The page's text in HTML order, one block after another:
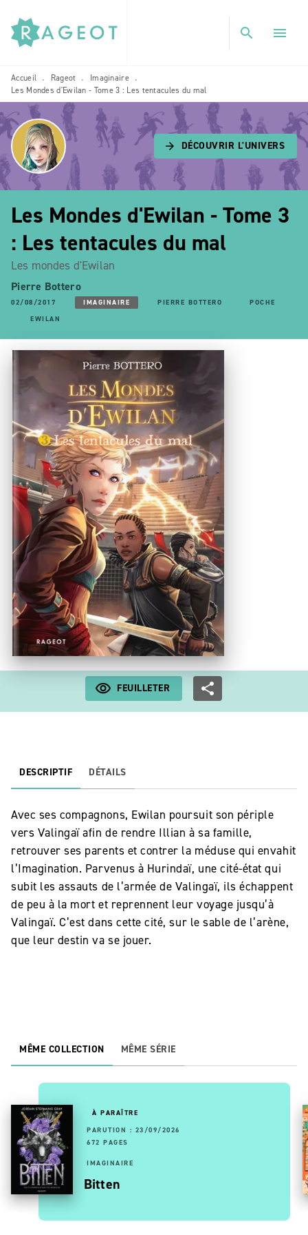
MENU RECHERCHE
PIED DE PAGE
search menu
Accueil • Rageot • Imaginaire •
Les Mondes d'Ewilan - Tome 3 : Les tentacules du mal
arrow_forward DÉCOUVRIR L'UNIVERS
Les Mondes d'Ewilan - Tome 3
: Les tentacules du mal
Les mondes d'Ewilan
Pierre Bottero
02/08/2017 IMAGINAIRE PIERRE BOTTERO
POCHE
EWILAN
FEUILLETER
DESCRIPTIF DÉTAILS
Avec ses compagnons, Ewilan poursuit son périple
vers Valingaï afin de rendre Illian à sa famille,
retrouver ses parents et contrer la méduse qui envahit
l’Imagination. Parvenus à Hurindaï, une cité-état qui
subit les assauts de l’armée de Valingaï, ils échappent
de peu à la mort et reprennent leur voyage jusqu’à
Valingaï. C’est dans cette cité, sur le sable de l’arène,
que leur destin va se jouer.
MÊME COLLECTION MÊME SÉRIE
À PARAÎTRE
PARUTION : 23/09/2026
672 PAGES
IMAGINAIRE
Bitten